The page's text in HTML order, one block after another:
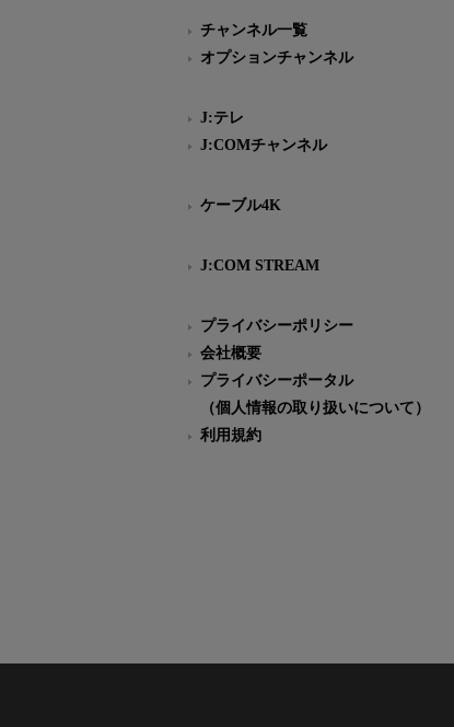
チャンネル一覧
オプションチャンネル
J:テレ
J:COMチャンネル
ケーブル4K
J:COM STREAM
プライバシーポリシー
会社概要
プライバシーポータル
（個人情報の取り扱いについて）
利用規約